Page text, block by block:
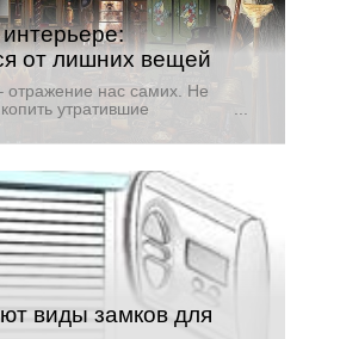
от лишних вещей
нас самих. Не
утратившие
направление
то, что нужно и ничего
виды замков для